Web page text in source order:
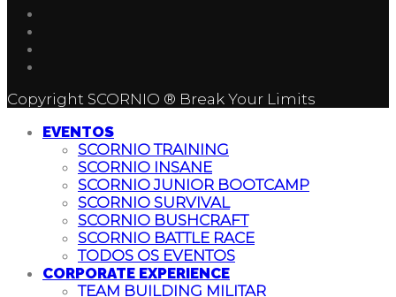
Copyright SCORNIO ® Break Your Limits
EVENTOS
SCORNIO TRAINING
SCORNIO INSANE
SCORNIO JUNIOR BOOTCAMP
SCORNIO SURVIVAL
SCORNIO BUSHCRAFT
SCORNIO BATTLE RACE
TODOS OS EVENTOS
CORPORATE EXPERIENCE
TEAM BUILDING MILITAR